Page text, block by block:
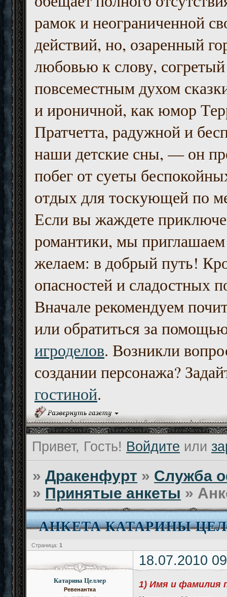
рамок и неограниченной
действий, но, озаренный
любовью к слову, согретый
повсеместным духом
и ироничной, как юмор
Пратчетта, радужной и
наши детские сны, — он
побег от суеты
отдых для тоскующей по
Если вы жаждете
романтики, мы приглашаем
желаем: в добрый путь!
опасностей и сладостных
Вначале рекомендуем
или обратиться за
игроделов. Возникли
создании персонажа?
гостиной.
Привет, Гость! Войдите или
»Дракенфурт » Служба
» Принятые анкеты »
АНКЕТА КАТАРИНЫ
Страница: 1
18.07.2010
Катарина Целлер
Ревенантка
1) Имя и фамилия